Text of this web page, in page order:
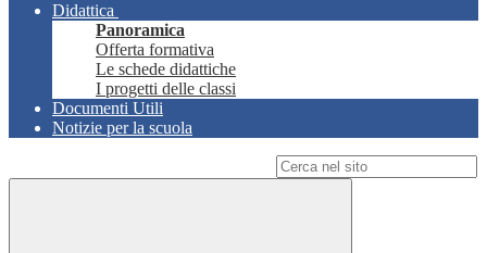
Didattica
Panoramica
Offerta formativa
Le schede didattiche
I progetti delle classi
Documenti Utili
Notizie per la scuola